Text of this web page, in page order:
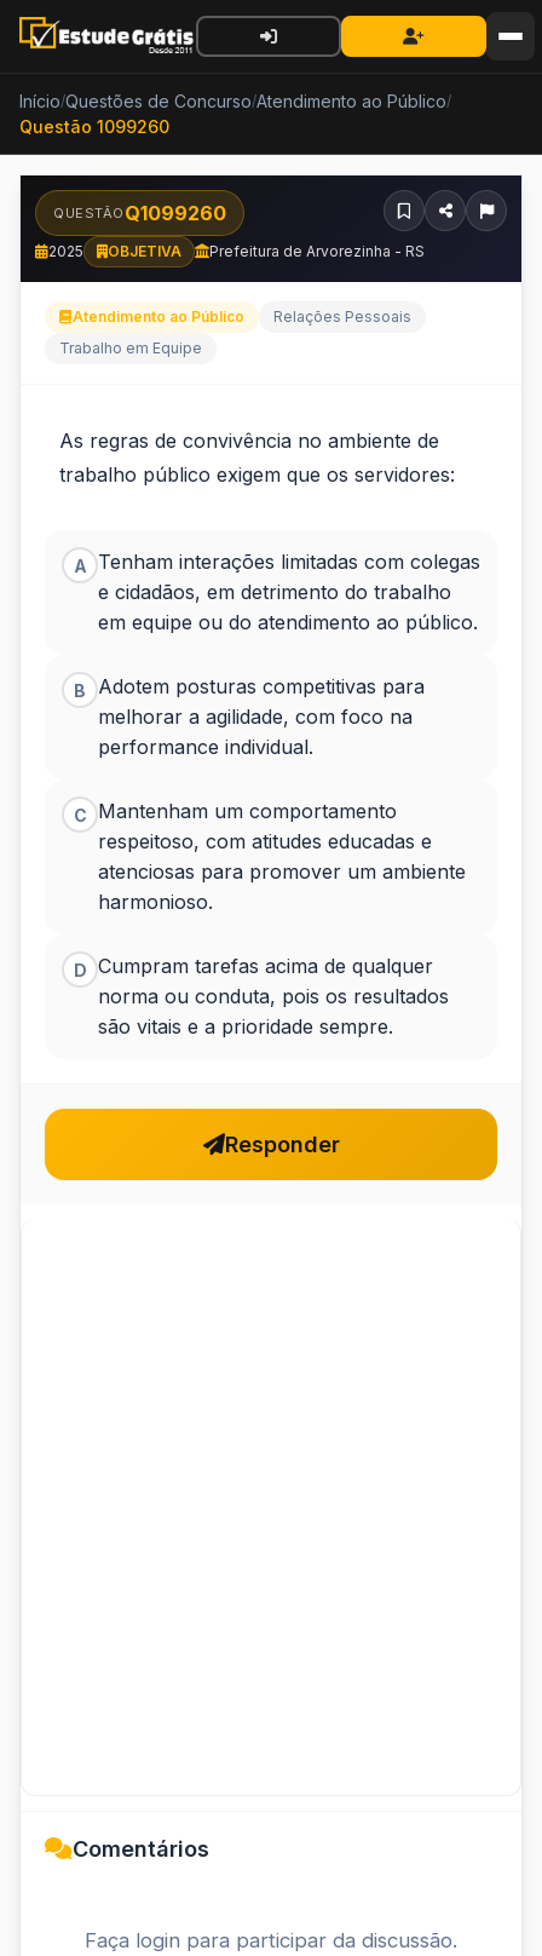
Início/Questões de Concurso/Atendimento ao Público/
Questão 1099260
QUESTÃO Q1099260
2025 OBJETIVA Prefeitura de Arvorezinha - RS
Atendimento ao Público
Relações Pessoais
Trabalho em Equipe
As
regras
convivência
de
trabalho...
As regras de convivência no ambiente de
trabalho público exigem que os servidores:
A
Tenham interações limitadas com colegas
e cidadãos, em detrimento do trabalho
em equipe ou do atendimento ao público.
B
Adotem posturas competitivas para
melhorar a agilidade, com foco na
performance individual.
C
Mantenham um comportamento
respeitoso, com atitudes educadas e
atenciosas para promover um ambiente
harmonioso.
D Cumpram tarefas acima de qualquer
norma ou conduta, pois os resultados
são vitais e a prioridade sempre.
Responder
Comentários
Faça login para participar da discussão.